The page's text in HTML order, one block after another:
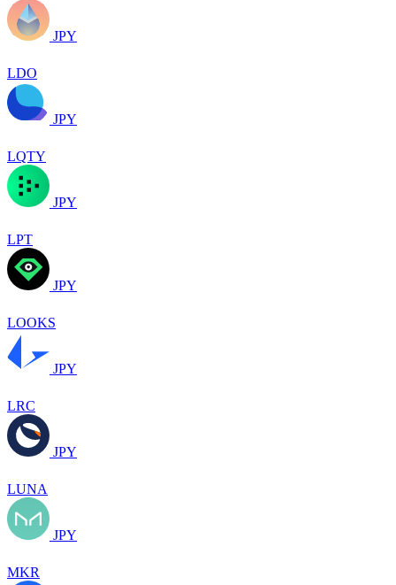
JPY
LDO
JPY
LQTY
JPY
LPT
JPY
LOOKS
JPY
LRC
JPY
LUNA
JPY
MKR